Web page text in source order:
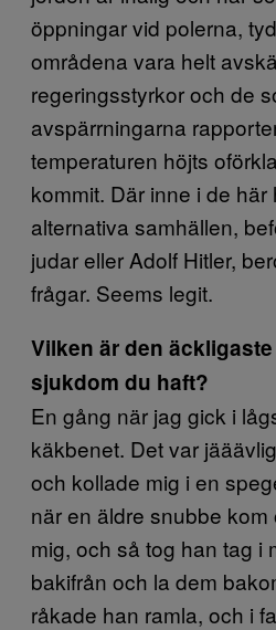
öppningar vid polerna,
områdena vara helt
regeringsstyrkor och de
avspärrningarna
temperaturen höjts
kommit. Där inne i de här
alternativa samhällen,
judar eller Adolf Hitler,
frågar. Seems legit.
Vilken är den
sjukdom du haft?
En gång när jag gick i
käkbenet. Det var
och kollade mig i en
när en äldre snubbe
mig, och så tog han tag i
bakifrån och la dem
råkade han ramla, och i